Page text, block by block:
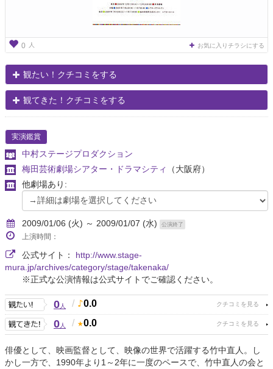
0 人 お気に入りチラシにする
観たい！クチコミをする
観てきた！クチコミをする
実演鑑賞
中村ステージプロダクション
梅田芸術劇場シアター・ドラマシティ
（大阪府）
他劇場あり:
2009/01/06 (火) ～ 2009/01/07 (水) 公演終了
上演時間：
公式サイト： http://www.stage-
mura.jp/archives/category/stage/takenaka/
※正式な公演情報は公式サイトでご確認ください。
0人 / 0.0
0人 / 0.0
俳優として、映画監督として、映像の世界で活躍する竹中直人。し
かし一方で、1990年より1～2年に一度のペースで、竹中直人の会と